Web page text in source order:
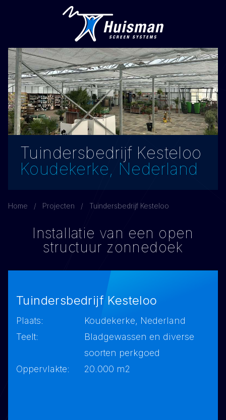
Tuindersbedrijf Kesteloo
Koudekerke, Nederland
Home Projecten Tuindersbedrijf Kesteloo
Installatie van een open
structuur zonnedoek
Tuindersbedrijf Kesteloo
Plaats:
Koudekerke, Nederland
Teelt:
Bladgewassen en diverse
soorten perkgoed
Oppervlakte:
20.000 m2